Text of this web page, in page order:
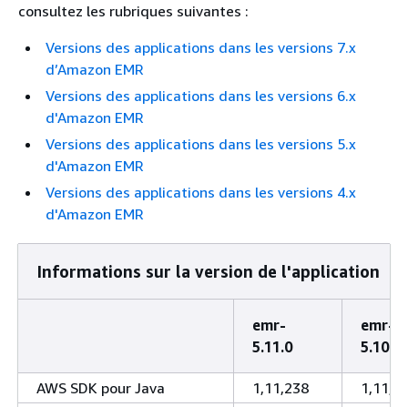
consultez les rubriques suivantes :
Versions des applications dans les versions 7.x
d’Amazon EMR
Versions des applications dans les versions 6.x
d'Amazon EMR
Versions des applications dans les versions 5.x
d'Amazon EMR
Versions des applications dans les versions 4.x
d'Amazon EMR
Informations sur la version de l'application
emr-
5.11.0
emr-
5.10.1
AWS SDK pour Java 1,11,238